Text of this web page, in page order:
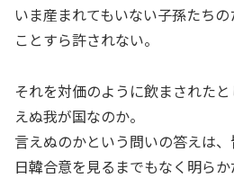
いま産まれてもいない子孫たち
ことすら許されない。
それを対価のように飲まされた
えぬ我が国なのか。
言えぬのかという問いの答えは、
日韓合意を見るまでもなく明らか